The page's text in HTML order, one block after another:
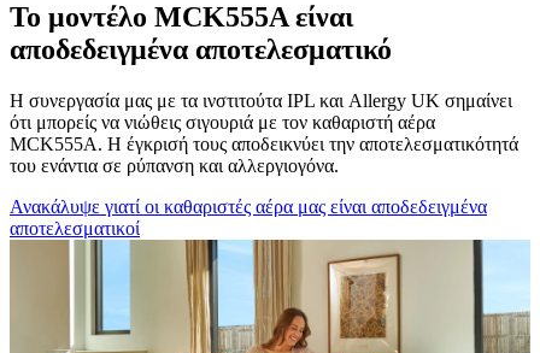
Το μοντέλο MCK555A είναι
αποδεδειγμένα αποτελεσματικό
Η συνεργασία μας με τα ινστιτούτα IPL και Allergy UK σημαίνει
ότι μπορείς να νιώθεις σιγουριά με τον καθαριστή αέρα
MCK555A. Η έγκρισή τους αποδεικνύει την αποτελεσματικότητά
του ενάντια σε ρύπανση και αλλεργιογόνα.
Ανακάλυψε γιατί οι καθαριστές αέρα μας είναι αποδεδειγμένα
αποτελεσματικοί